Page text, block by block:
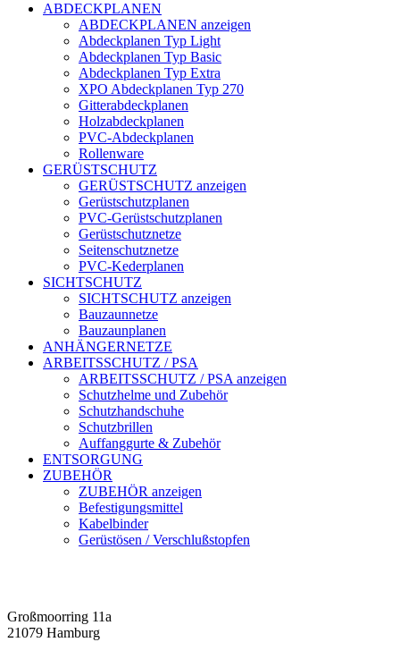
ABDECKPLANEN
ABDECKPLANEN anzeigen
Abdeckplanen Typ Light
Abdeckplanen Typ Basic
Abdeckplanen Typ Extra
XPO Abdeckplanen Typ 270
Gitterabdeckplanen
Holzabdeckplanen
PVC-Abdeckplanen
Rollenware
GERÜSTSCHUTZ
GERÜSTSCHUTZ anzeigen
Gerüstschutzplanen
PVC-Gerüstschutzplanen
Gerüstschutznetze
Seitenschutznetze
PVC-Kederplanen
SICHTSCHUTZ
SICHTSCHUTZ anzeigen
Bauzaunnetze
Bauzaunplanen
ANHÄNGERNETZE
ARBEITSSCHUTZ / PSA
ARBEITSSCHUTZ / PSA anzeigen
Schutzhelme und Zubehör
Schutzhandschuhe
Schutzbrillen
Auffanggurte & Zubehör
ENTSORGUNG
ZUBEHÖR
ZUBEHÖR anzeigen
Befestigungsmittel
Kabelbinder
Gerüstösen / Verschlußstopfen
Großmoorring 11a
21079 Hamburg